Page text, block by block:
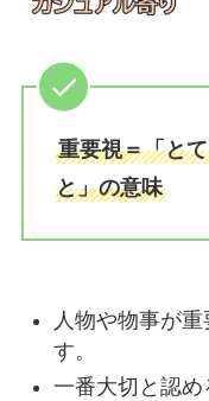
重要視＝「と
と」の意味
人物や物事が
す。
一番大切と認め